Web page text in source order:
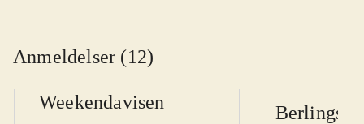
Anmeldelser (12)
Weekendavisen